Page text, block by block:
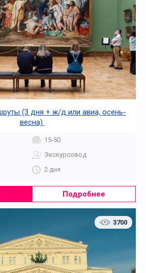
(3 дня + ж/д или авиа, осень-
весна)
15-50
Экскурсовод
2 дня
Подробнее
3700